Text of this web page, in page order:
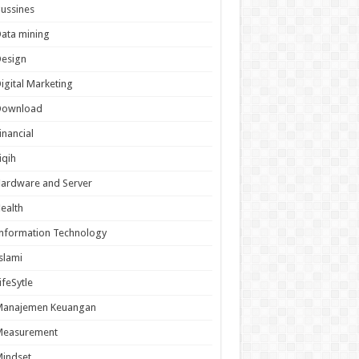
mining
Marketing
and Server
Technology
Keuangan